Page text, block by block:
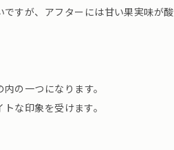
すが、アフターには甘い果実味が酸
の一つになります。
な印象を受けます。